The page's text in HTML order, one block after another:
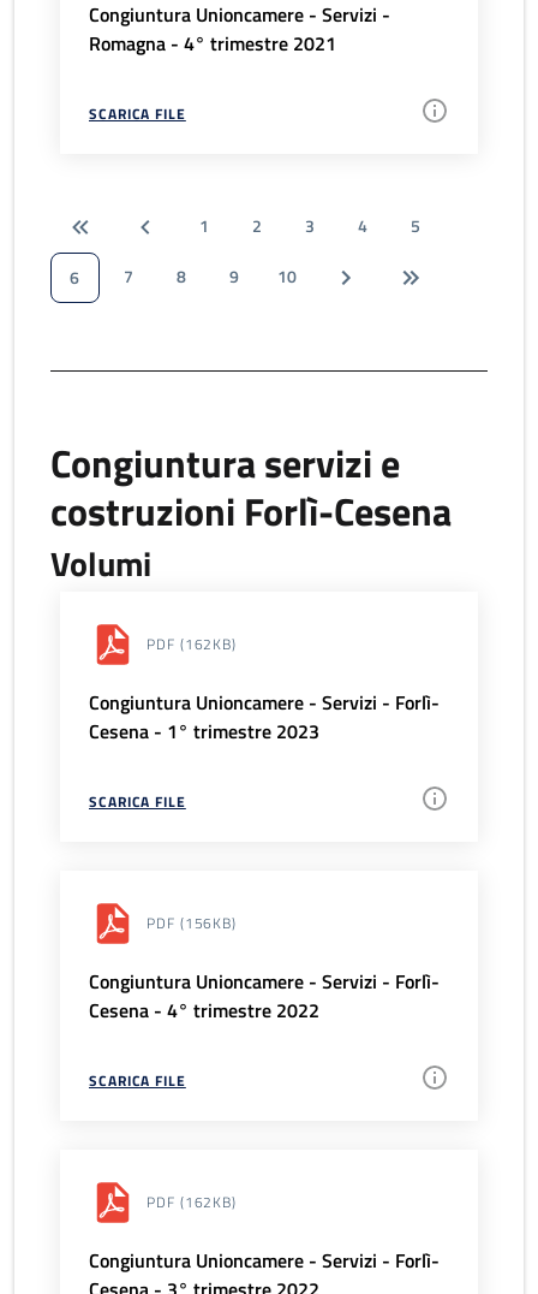
Congiuntura Unioncamere - Servizi -
Romagna - 4° trimestre 2021
SCARICA FILE
1 2 3 4
5
6
7 8 9 10
Congiuntura servizi e
costruzioni Forlì-Cesena
Volumi
PDF (162KB)
Congiuntura Unioncamere - Servizi - Forlì-
Cesena - 1° trimestre 2023
SCARICA FILE
PDF (156KB)
Congiuntura Unioncamere - Servizi - Forlì-
Cesena - 4° trimestre 2022
SCARICA FILE
PDF (162KB)
Congiuntura Unioncamere - Servizi - Forlì-